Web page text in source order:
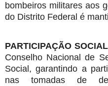
bombeiros militares aos
do Distrito Federal é
PARTICIPAÇÃO SOCIAL
Conselho Nacional de
Social, garantindo a
nas tomadas de